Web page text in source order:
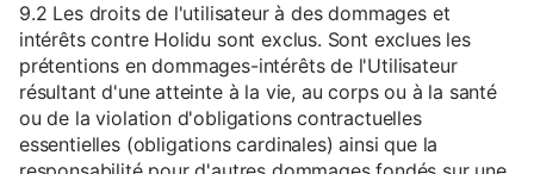
9.2 Les droits de l'utilisateur à des dommages et
intérêts contre Holidu sont exclus. Sont exclues les
prétentions en dommages-intérêts de l'Utilisateur
résultant d'une atteinte à la vie, au corps ou à la santé
ou de la violation d'obligations contractuelles
essentielles (obligations cardinales) ainsi que la